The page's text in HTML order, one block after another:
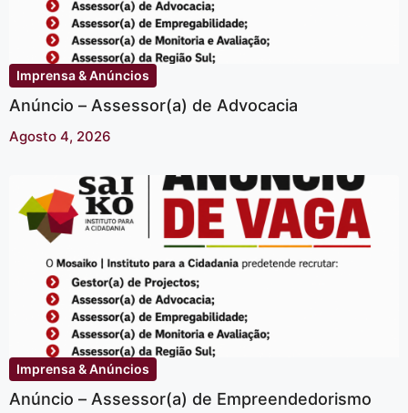
Imprensa & Anúncios
Anúncio – Assessor(a) de Advocacia
Agosto 4, 2026
Imprensa & Anúncios
Anúncio – Assessor(a) de Empreendedorismo